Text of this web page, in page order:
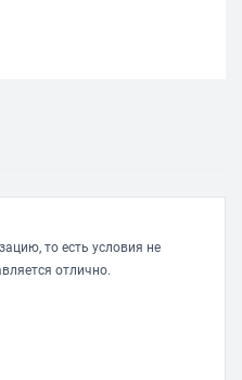
то есть условия не
отлично.